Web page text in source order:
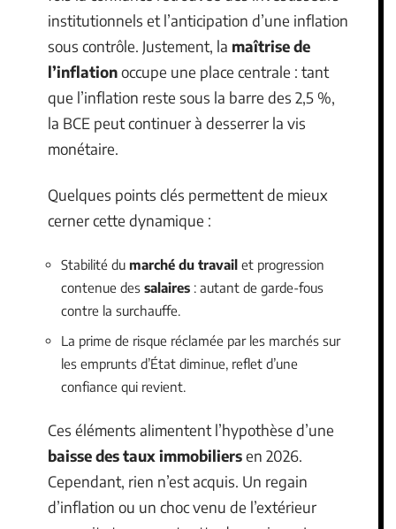
institutionnels et l’anticipation d’une inflation
sous contrôle. Justement, la maîtrise de
l’inflationoccupe une place centrale : tant
que l’inflation reste sous la barre des 2,5 %,
la BCE peut continuer à desserrer la vis
monétaire.
Quelques points clés permettent de mieux
cerner cette dynamique :
Stabilité du marché du travail et progression
contenue des salaires : autant de garde-fous
contre la surchauffe.
La prime de risque réclamée par les marchés sur
les emprunts d’État diminue, reflet d’une
confiance qui revient.
Ces éléments alimentent l’hypothèse d’une
baisse des taux immobiliersen 2026.
Cependant, rien n’est acquis. Un regain
d’inflation ou un choc venu de l’extérieur